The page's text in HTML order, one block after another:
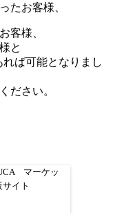
たお客様、
客様、
と
ば可能となりまし
ださい。